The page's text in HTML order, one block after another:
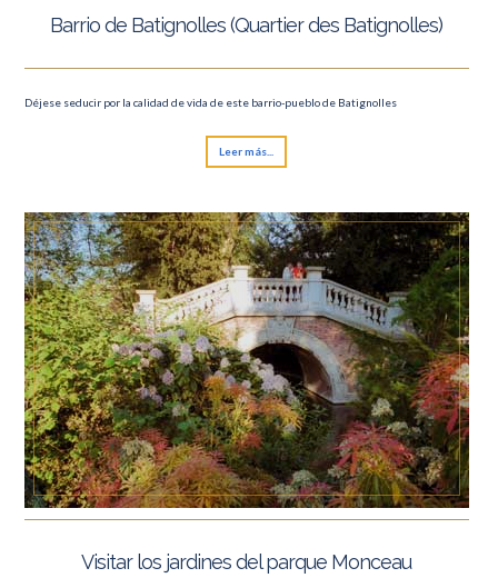
Barrio de Batignolles (Quartier des Batignolles)
Déjese seducir por la calidad de vida de este barrio-pueblo de Batignolles
Leer más...
Visitar los jardines del parque Monceau